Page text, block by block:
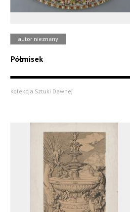
autor nieznany
Półmisek
Kolekcja Sztuki Dawnej